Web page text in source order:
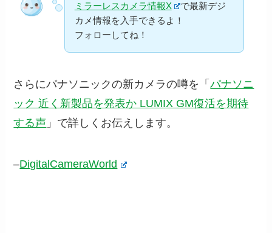
ミラーレスカメラ情報X
で最新デジ
カメ情報を入手できるよ！
フォローしてね！
さらにパナソニックの新カメラの噂を「パナソニ
ック 近く新製品を発表か LUMIX GM復活を期待
する声 」で詳しくお伝えします。
–DigitalCameraWorld